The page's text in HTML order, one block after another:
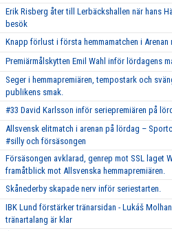
Erik Risberg åter till Lerbäckshallen när hans
besök
Knapp förlust i första hemmamatchen i Arenan
Premiärmålskytten Emil Wahl inför lördagens
Seger i hemmapremiären, tempostark och
publikens smak.
#33 David Karlsson inför seriepremiären på
Allsvensk elitmatch i arenan på lördag –
#silly och försäsongen
Försäsongen avklarad, genrep mot SSL laget
framåtblick mot Allsvenska hemmapremiären.
Skånederby skapade nerv inför seriestarten.
IBK Lund förstärker tränarsidan - Lukáš
tränartalang är klar